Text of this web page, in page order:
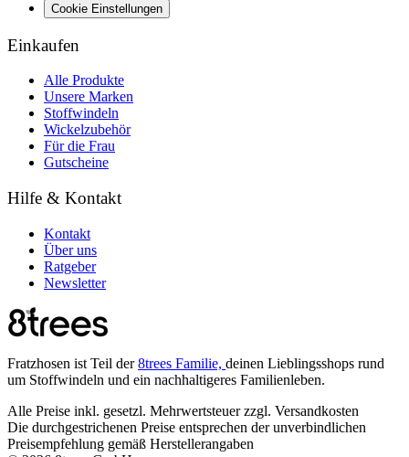
Cookie Einstellungen
Einkaufen
Alle Produkte
Unsere Marken
Stoffwindeln
Wickelzubehör
Für die Frau
Gutscheine
Hilfe & Kontakt
Kontakt
Über uns
Ratgeber
Newsletter
Fratzhosen ist Teil der8trees Familie, deinen Lieblingsshops rund
um Stoffwindeln und ein nachhaltigeres Familienleben.
Alle Preise inkl. gesetzl. Mehrwertsteuer zzgl. Versandkosten
Die durchgestrichenen Preise entsprechen der unverbindlichen
Preisempfehlung gemäß Herstellerangaben